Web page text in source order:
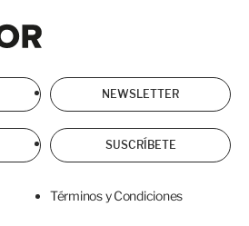
NEWSLETTER
SUSCRÍBETE
Términos y Condiciones